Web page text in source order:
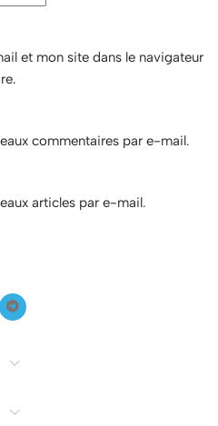
et mon site dans le navigateur
commentaires par e-mail.
articles par e-mail.